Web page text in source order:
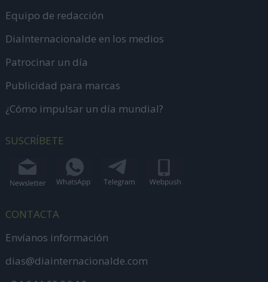
Equipo de redacción
DiaInternacionalde en los medios
Patrocinar un día
Publicidad para marcas
¿Cómo impulsar un día mundial?
SUSCRÍBETE
CONTACTA
Envíanos información
dias@diainternacionalde.com